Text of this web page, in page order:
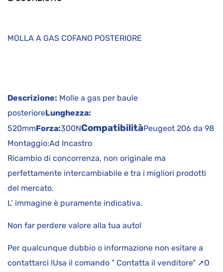
MOLLA A GAS COFANO POSTERIORE
Descrizione: Molle a gas per baule
posterioreLunghezza:
520mmForza:300NCompatibilitàPeugeot 206 da 98
Montaggio:Ad Incastro
Ricambio di concorrenza, non originale ma
perfettamente intercambiabile e tra i migliori prodotti
del mercato.
L’ immagine è puramente indicativa.
Non far perdere valore alla tua auto!
Per qualcunque dubbio o informazione non esitare a
contattarci !Usa il comando ” Contatta il venditore” ➚O